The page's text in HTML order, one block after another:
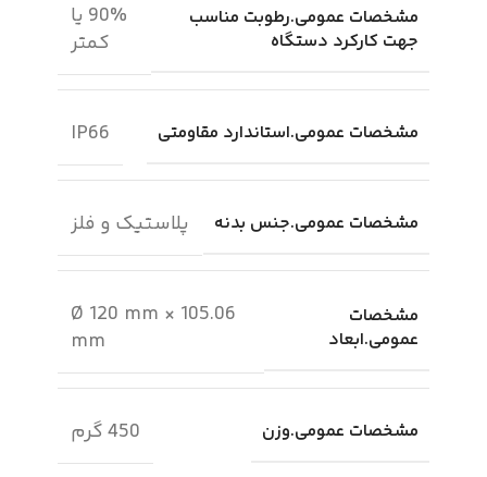
مشخصات عمومی.رطوبت مناسب
جهت کارکرد دستگاه
90% یا
کمتر
مشخصات عمومی.استاندارد مقاومتی IP66
مشخصات عمومی.جنس بدنه پلاستیک و فلز
مشخصات
عمومی.ابعاد
Ø 120 mm × 105.06
mm
مشخصات عمومی.وزن 450 گرم